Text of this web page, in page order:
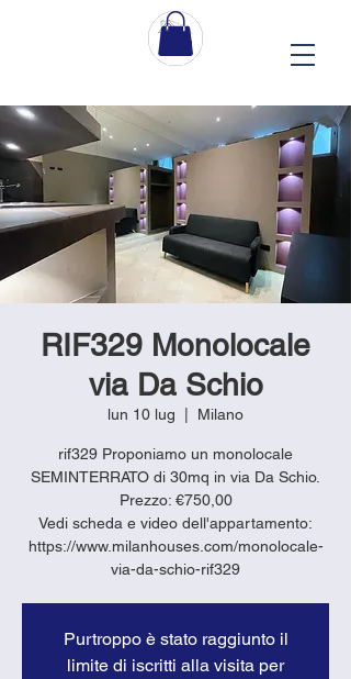
RIF329 Monolocale
via Da Schio
lun 10 lug Milano
rif329 Proponiamo un monolocale
SEMINTERRATO di 30mq in via Da Schio.
Prezzo: €750,00
Vedi scheda e video dell'appartamento:
https://www.milanhouses.com/monolocale-
via-da-schio-rif329
Purtroppo è stato raggiunto il
limite di iscritti alla visita per